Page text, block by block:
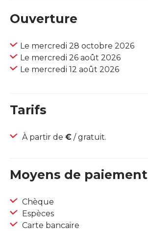
Ouverture
Le mercredi 28 octobre 2026
Le mercredi 26 août 2026
Le mercredi 12 août 2026
Tarifs
À partir de € / gratuit.
Moyens de paiement
Chèque
Espèces
Carte bancaire